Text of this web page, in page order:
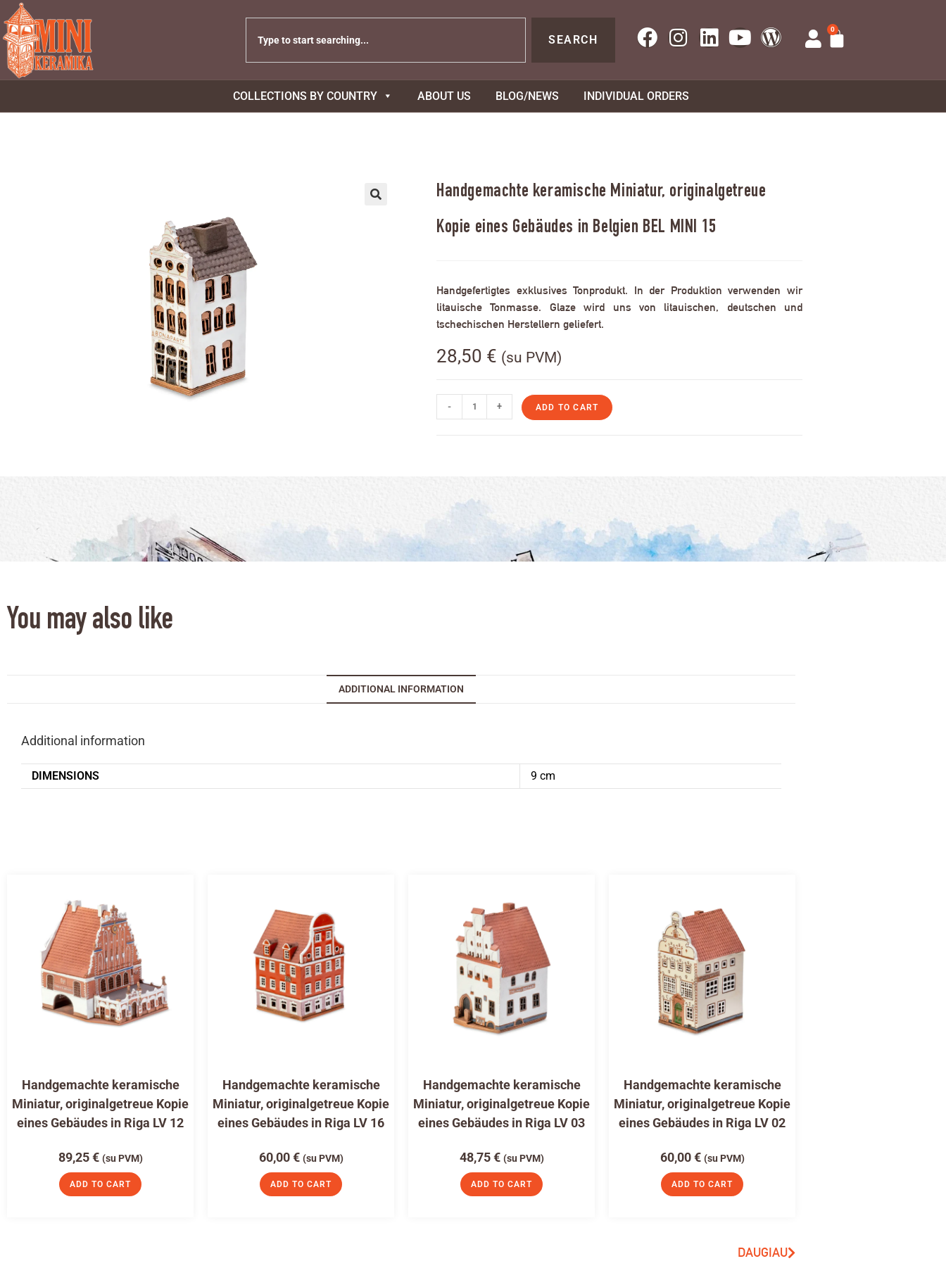
SEARCH
0
COLLECTIONS BY COUNTRY ABOUT US BLOG/NEWS INDIVIDUAL ORDERS
Handgemachte keramische Miniatur, originalgetreue
Kopie eines Gebäudes in Belgien BEL MINI 15
Handgefertigtes exklusives Tonprodukt. In der Produktion verwenden wir
litauische Tonmasse. Glaze wird uns von litauischen, deutschen und
tschechischen Herstellern geliefert.
28,50 € (su PVM)
- + ADD TO CART
You may also like
ADDITIONAL INFORMATION
Additional information
DIMENSIONS 9 cm
Handgemachte keramische
Miniatur, originalgetreue Kopie
eines Gebäudes in Riga LV 12
89,25€ (su PVM)
ADD TO CART
Handgemachte keramische
Miniatur, originalgetreue Kopie
eines Gebäudes in Riga LV 16
60,00€ (su PVM)
ADD TO CART
Handgemachte keramische
Miniatur, originalgetreue Kopie
eines Gebäudes in Riga LV 03
48,75€ (su PVM)
ADD TO CART
Handgemachte keramische
Miniatur, originalgetreue Kopie
eines Gebäudes in Riga LV 02
60,00€ (su PVM)
ADD TO CART
DAUGIAU